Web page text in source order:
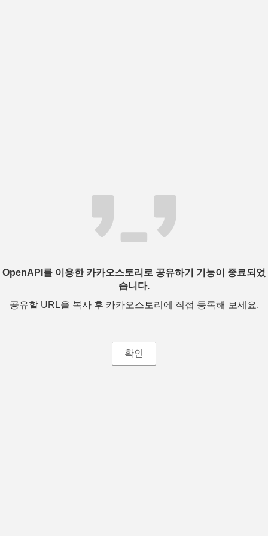
OpenAPI를 이용한 카카오스토리로 공유하기 기능이 종료되었
습니다.
공유할 URL을 복사 후 카카오스토리에 직접 등록해 보세요.
확인